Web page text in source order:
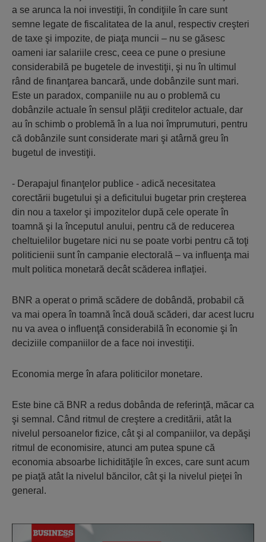
a se arunca la noi investiţii, în condiţiile în care sunt
semne legate de fiscalitatea de la anul, respectiv creşteri
de taxe şi impozite, de piaţa muncii – nu se găsesc
oameni iar salariile cresc, ceea ce pune o presiune
considerabilă pe bugetele de investiţii, şi nu în ultimul
rând de finanţarea bancară, unde dobânzile sunt mari.
Este un paradox, companiile nu au o problemă cu
dobânzile actuale în sensul plăţii creditelor actuale, dar
au în schimb o problemă în a lua noi împrumuturi, pentru
că dobânzile sunt considerate mari şi atârnă greu în
bugetul de investiţii.
- Derapajul finanţelor publice - adică necesitatea
corectării bugetului şi a deficitului bugetar prin creşterea
din nou a taxelor şi impozitelor după cele operate în
toamnă şi la începutul anului, pentru că de reducerea
cheltuielilor bugetare nici nu se poate vorbi pentru că toţi
politicienii sunt în campanie electorală – va influenţa mai
mult politica monetară decât scăderea inflaţiei.
BNR a operat o primă scădere de dobândă, probabil că
va mai opera în toamnă încă două scăderi, dar acest lucru
nu va avea o influenţă considerabilă în economie şi în
deciziile companiilor de a face noi investiţii.
Economia merge în afara politicilor monetare.
Este bine că BNR a redus dobânda de referinţă, măcar ca
şi semnal. Când ritmul de creştere a creditării, atât la
nivelul persoanelor fizice, cât şi al companiilor, va depăşi
ritmul de economisire, atunci am putea spune că
economia absoarbe lichidităţile în exces, care sunt acum
pe piaţă atât la nivelul băncilor, cât şi la nivelul pieţei în
general.